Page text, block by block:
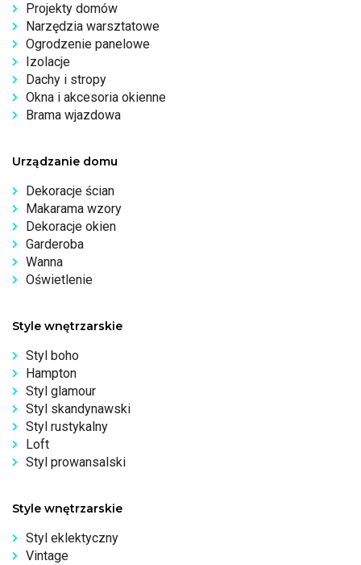
Projekty domów
Narzędzia warsztatowe
Ogrodzenie panelowe
Izolacje
Dachy i stropy
Okna i akcesoria okienne
Brama wjazdowa
Urządzanie domu
Dekoracje ścian
Makarama wzory
Dekoracje okien
Garderoba
Wanna
Oświetlenie
Style wnętrzarskie
Styl boho
Hampton
Styl glamour
Styl skandynawski
Styl rustykalny
Loft
Styl prowansalski
Style wnętrzarskie
Styl eklektyczny
Vintage